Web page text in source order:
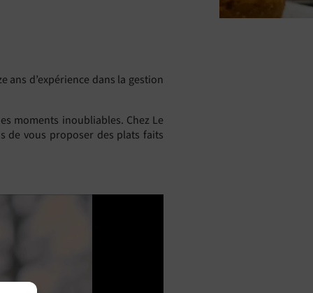
d’expérience dans la gestion
moments inoubliables. Chez Le
de vous proposer des plats faits